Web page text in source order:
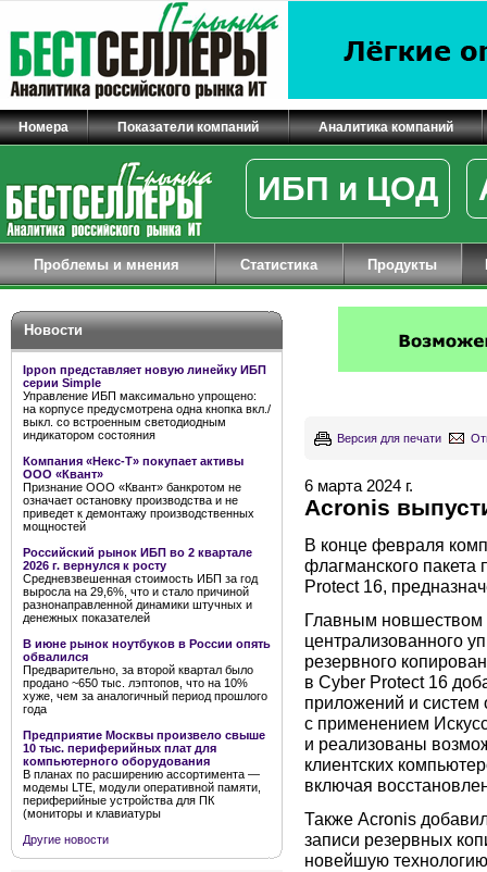
Номера Показатели компаний Аналитика компаний
ИБП и ЦОД
Проблемы и мнения Статистика Продукты
Новости
Ippon представляет новую линейку ИБП
серии Simple
Управление ИБП максимально упрощено:
на корпусе предусмотрена одна кнопка вкл./
выкл. со встроенным светодиодным
индикатором состояния
Компания «Некс-Т» покупает активы
ООО «Квант»
Признание ООО «Квант» банкротом не
означает остановку производства и не
приведет к демонтажу производственных
мощностей
Российский рынок ИБП во 2 квартале
2026 г. вернулся к росту
Средневзвешенная стоимость ИБП за год
выросла на 29,6%, что и стало причиной
разнонаправленной динамики штучных и
денежных показателей
В июне рынок ноутбуков в России опять
обвалился
Предварительно, за второй квартал было
продано ~650 тыс. лэптопов, что на 10%
хуже, чем за аналогичный период прошлого
года
Предприятие Москвы произвело свыше
10 тыс. периферийных плат для
компьютерного оборудования
В планах по расширению ассортимента —
модемы LTE, модули оперативной памяти,
периферийные устройства для ПК
(мониторы и клавиатуры
Другие новости
Версия для печати
6 марта 2024 г.
Acronis
В конце февраля
флагманского пакета
Protect 16,
Главным новшеством
централизованного
резервного
в Cyber Protect 16
приложений и систем
с применением
и реализованы
клиентских
включая
Также Acronis
записи резервных
новейшую